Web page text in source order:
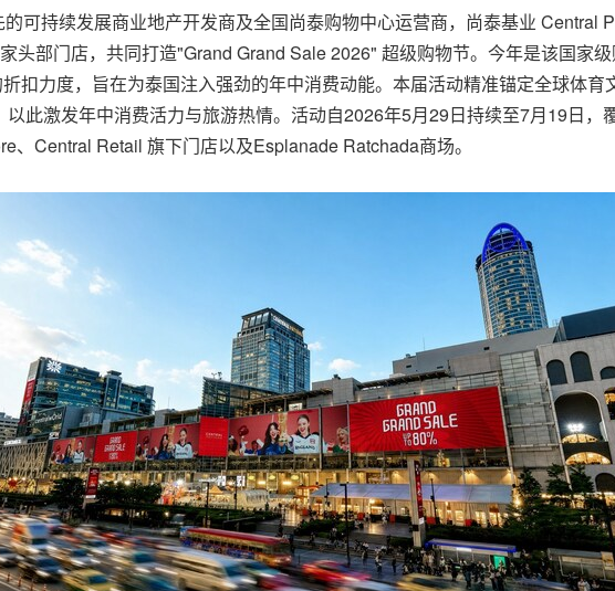
可持续发展商业地产开发商及全国尚泰购物中心运营商，尚泰基业 Central
头部门店，共同打造"Grand Grand Sale 2026" 超级购物节。今年是该国家
扣力度，旨在为泰国注入强劲的年中消费动能。本届活动精准锚定全球体
此激发年中消费活力与旅游热情。活动自2026年5月29日持续至7月19日，
、Central Retail 旗下门店以及Esplanade Ratchada商场。